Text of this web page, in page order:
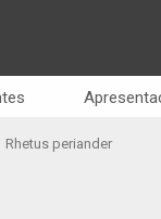
Rhetus periander